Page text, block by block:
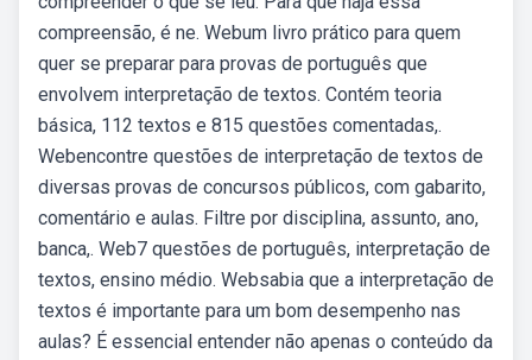
compreensão, é ne. Webum livro prático para quem
quer se preparar para provas de português que
envolvem interpretação de textos. Contém teoria
básica, 112 textos e 815 questões comentadas,.
Webencontre questões de interpretação de textos de
diversas provas de concursos públicos, com gabarito,
comentário e aulas. Filtre por disciplina, assunto, ano,
banca,. Web7 questões de português, interpretação de
textos, ensino médio. Websabia que a interpretação de
textos é importante para um bom desempenho nas
aulas? É essencial entender não apenas o conteúdo da